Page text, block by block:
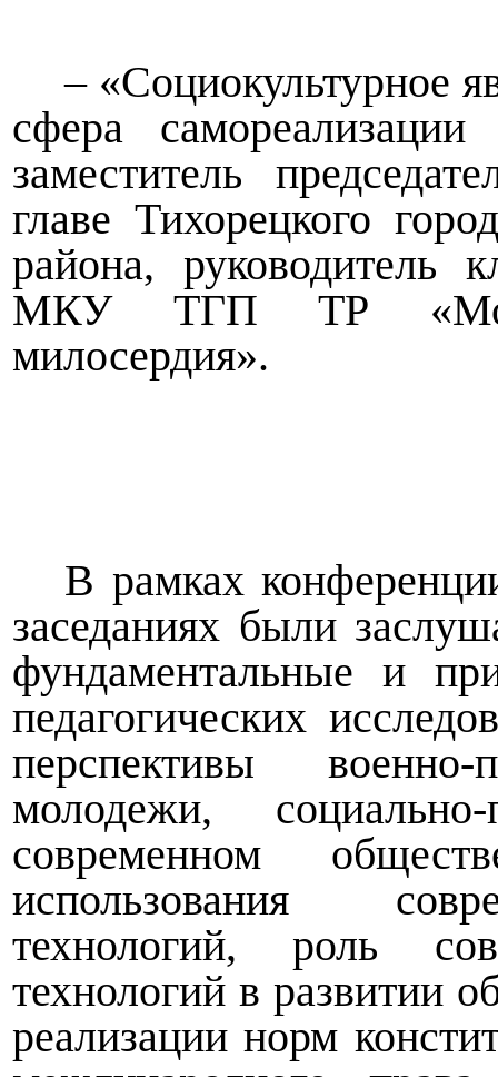
– «Социокультурное
сфера
заместитель
главе Тихорецкого
района, руководитель
МКУ ТГП ТР
милосердия».
В рамках
заседаниях были
фундаментальные и
педагогических
перспективы военно-
молодежи,
современном
использования
технологий, роль
технологий в развитии
реализации норм